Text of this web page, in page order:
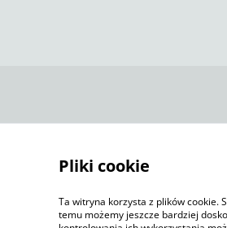
Pliki cookie
Ta witryna korzysta z plików cookie.
temu możemy jeszcze bardziej